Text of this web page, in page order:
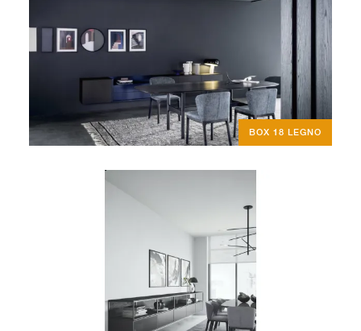
BOX 18 LEGNO